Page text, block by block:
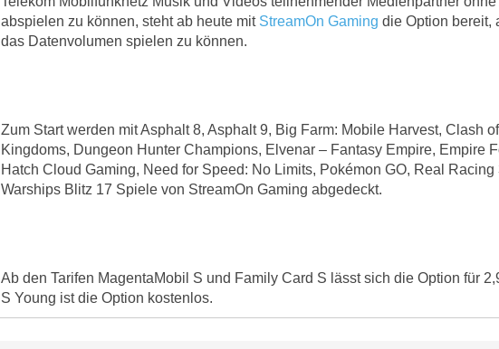
abspielen zu können, steht ab heute mit StreamOn Gaming die Option bereit,
das Datenvolumen spielen zu können.
Zum Start werden mit Asphalt 8, Asphalt 9, Big Farm: Mobile Harvest, Clash
Kingdoms, Dungeon Hunter Champions, Elvenar – Fantasy Empire, Empire
Hatch Cloud Gaming, Need for Speed: No Limits, Pokémon GO, Real
Warships Blitz 17 Spiele von StreamOn Gaming abgedeckt.
Ab den Tarifen MagentaMobil S und Family Card S lässt sich die Option für
S Young ist die Option kostenlos.